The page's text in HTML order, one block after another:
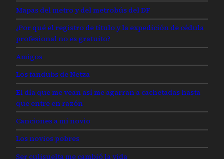
Mapas del metro y del metrobús del DF
¿Por qué el registro de título y la expedición de cédula
profesional no es gratuito?
Amigos
Los fandubs de Netza
El día que me vean así me agarran a cachetadas hasta
que entre en razón
Canciones a mi novio
Los novios pobres
Ser culisuelta me cambió la vida